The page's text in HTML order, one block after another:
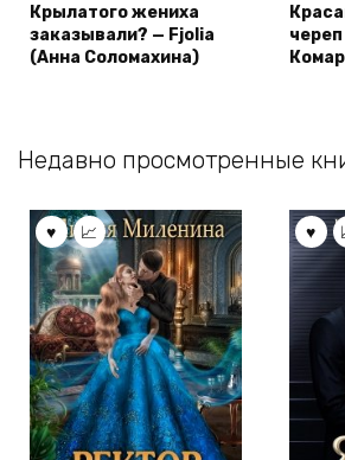
Крылатого жениха
заказывали? — Fjolia
(Анна Соломахина)
Недавно просмотренные